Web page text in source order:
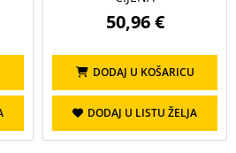
50,96 €
DODAJ U KOŠARICU
DODAJ U LISTU ŽELJA